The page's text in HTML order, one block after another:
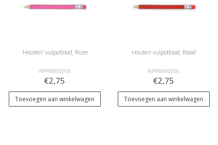
'Houten' vulpotlood, Roze
WPPW000008
€2,75
Toevoegen aan winkelwagen
Houten vulpotlood, Rood
WPPW000006
€2,75
Toevoegen aan winkelwagen